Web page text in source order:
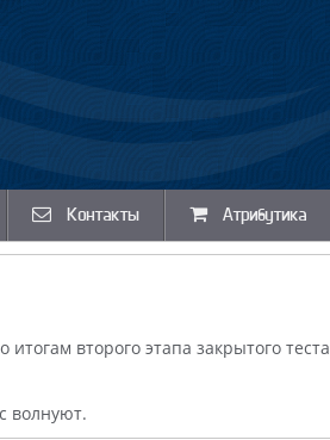
Контакты Атрибутика
второго этапа закрытого теста
волнуют.